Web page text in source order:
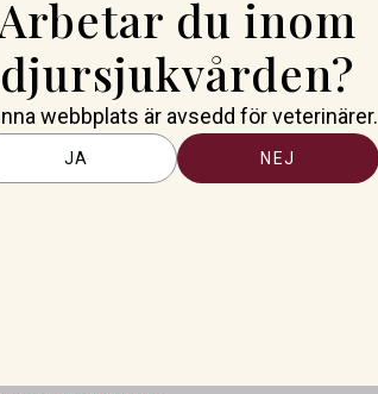
fram flera
skydd mot
är i sin linda: de
ett fåtal från
i nuläget,
förståelse av
mellan
om det dröjer
du inom
djursjukvården?
webbplats är avsedd för veterinärer.
JA NEJ